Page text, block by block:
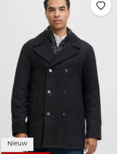
Nieuw